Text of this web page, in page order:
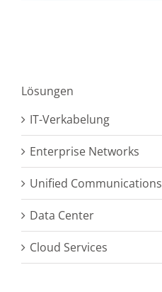
Lösungen
IT-Verkabelung
Enterprise Networks
Unified Communications
Data Center
Cloud Services